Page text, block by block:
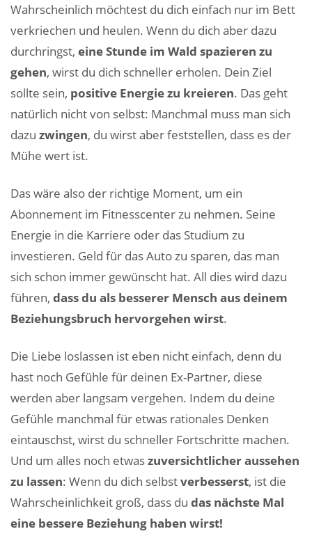
Wahrscheinlich möchtest du dich einfach nur im Bett
verkriechen und heulen. Wenn du dich aber dazu
durchringst, eine Stunde im Wald spazieren zu
gehen, wirst du dich schneller erholen. Dein Ziel
sollte sein, positive Energie zu kreieren. Das geht
natürlich nicht von selbst: Manchmal muss man sich
dazu zwingen, du wirst aber feststellen, dass es der
Mühe wert ist.
Das wäre also der richtige Moment, um ein
Abonnement im Fitnesscenter zu nehmen. Seine
Energie in die Karriere oder das Studium zu
investieren. Geld für das Auto zu sparen, das man
sich schon immer gewünscht hat. All dies wird dazu
führen, dass du als besserer Mensch aus deinem
Beziehungsbruch hervorgehen wirst.
Die Liebe loslassen ist eben nicht einfach, denn du
hast noch Gefühle für deinen Ex-Partner, diese
werden aber langsam vergehen. Indem du deine
Gefühle manchmal für etwas rationales Denken
eintauschst, wirst du schneller Fortschritte machen.
Und um alles noch etwaszuversichtlicher aussehen
zu lassen: Wenn du dich selbstverbesserst, ist die
Wahrscheinlichkeit groß, dass du das nächste Mal
eine bessere Beziehung haben wirst!